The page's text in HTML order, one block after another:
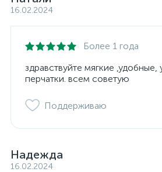
16.02.2024
Более 1 года
здравствуйте мягкие ,удобные,
перчатки. всем советую
Поддерживаю
Надежда
16.02.2024